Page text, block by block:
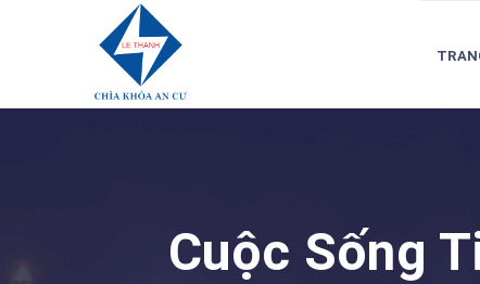
Cuộc Sống